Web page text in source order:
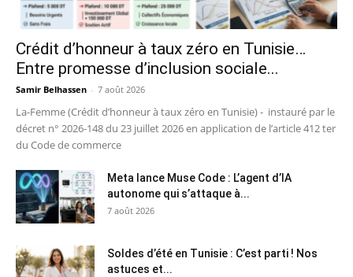
Crédit d’honneur à taux zéro en Tunisie…
Entre promesse d’inclusion sociale...
Samir Belhassen - 7 août 2026
La-Femme (Crédit d’honneur à taux zéro en Tunisie) - instauré par le
décret n° 2026-148 du 23 juillet 2026 en application de l’article 412 ter
du Code de commerce
Meta lance Muse Code : L’agent d’IA
autonome qui s’attaque à...
7 août 2026
Soldes d’été en Tunisie : C’est parti ! Nos
astuces et...